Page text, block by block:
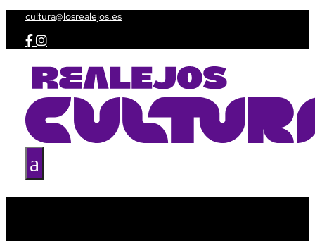
cultura@losrealejos.es
 
a